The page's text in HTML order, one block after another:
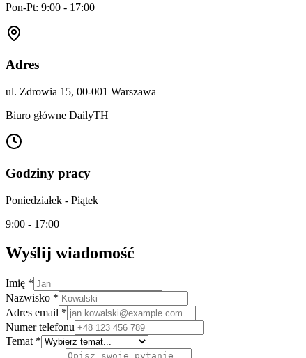
Pon-Pt: 9:00 - 17:00
Adres
ul. Zdrowia 15, 00-001 Warszawa
Biuro główne DailyTH
Godziny pracy
Poniedziałek - Piątek
9:00 - 17:00
Wyślij wiadomość
Imię *
Nazwisko *
Adres email *
Numer telefonu
Temat *